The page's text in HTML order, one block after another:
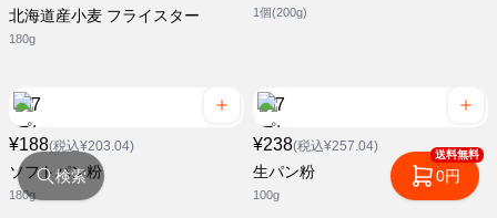
北海道産小麦 フライスター
180g
1個(200g)
¥188(税込¥203.04)
ソフトパン粉
180g
¥238(税込¥257.04)
生パン粉
100g
検索
送料無料
0円